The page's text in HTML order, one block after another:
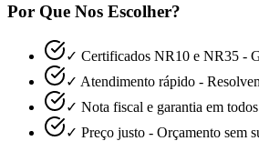
Por Que Nos Escolher?
✓ Certificados NR10 e NR35 -
✓ Atendimento rápido -
✓ Nota fiscal e garantia em
✓ Preço justo - Orçamento sem